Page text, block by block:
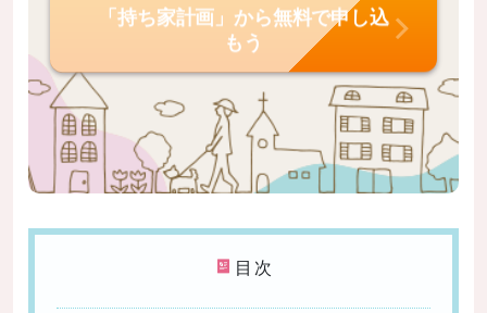
「持ち家計画」から無料で申し込
もう
目次